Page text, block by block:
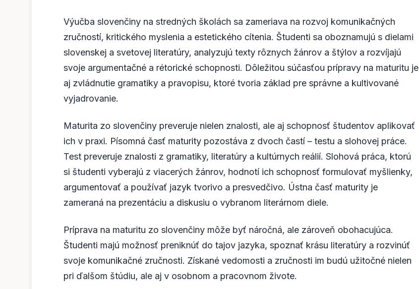
Výučba slovenčiny na stredných školách sa zameriava na rozvoj komunikačných
zručností, kritického myslenia a estetického cítenia. Študenti sa oboznamujú s dielami
slovenskej a svetovej literatúry, analyzujú texty rôznych žánrov a štýlov a rozvíjajú
svoje argumentačné a rétorické schopnosti. Dôležitou súčasťou prípravy na maturitu je
aj zvládnutie gramatiky a pravopisu, ktoré tvoria základ pre správne a kultivované
vyjadrovanie.
Maturita zo slovenčiny preveruje nielen znalosti, ale aj schopnosť študentov aplikovať
ich v praxi. Písomná časť maturity pozostáva z dvoch častí – testu a slohovej práce.
Test preveruje znalosti z gramatiky, literatúry a kultúrnych reálií. Slohová práca, ktorú
si študenti vyberajú z viacerých žánrov, hodnotí ich schopnosť formulovať myšlienky,
argumentovať a používať jazyk tvorivo a presvedčivo. Ústna časť maturity je
zameraná na prezentáciu a diskusiu o vybranom literárnom diele.
Príprava na maturitu zo slovenčiny môže byť náročná, ale zároveň obohacujúca.
Študenti majú možnosť preniknúť do tajov jazyka, spoznať krásu literatúry a rozvinúť
svoje komunikačné zručnosti. Získané vedomosti a zručnosti im budú užitočné nielen
pri ďalšom štúdiu, ale aj v osobnom a pracovnom živote.